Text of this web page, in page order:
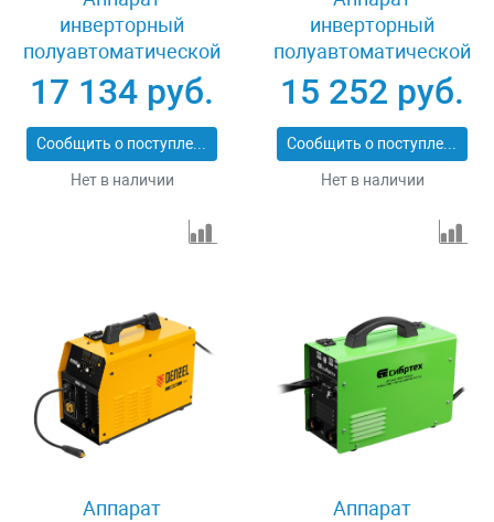
инверторный
полуавтоматической
сварки MIG-160S,
160A, ПВ 60%,
катушка 5 кг MTX
94301
17 134 руб.
Сообщить о поступлении
Нет в наличии
инверторный
полуавтоматической
сварки Mini MIG-
140FG, 140 А Denzel
94322
15 252 руб.
Сообщить о поступлении
Нет в наличии
Аппарат
Аппарат